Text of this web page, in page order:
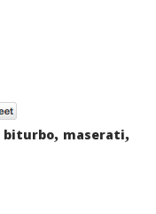
biturbo, maserati,